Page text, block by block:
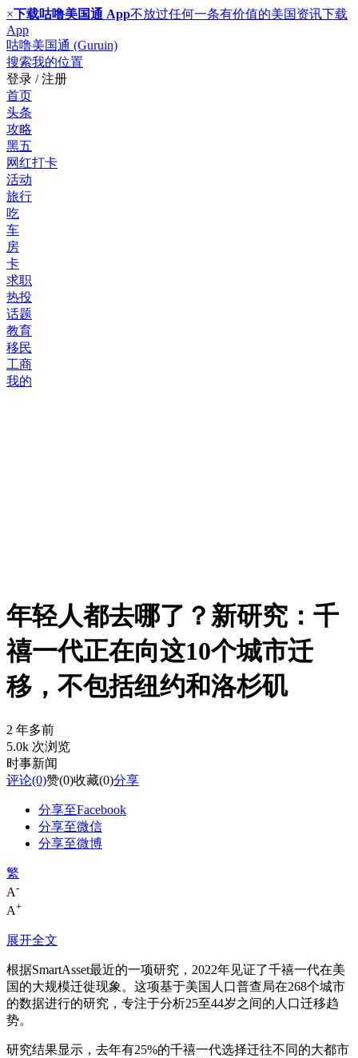
×下载咕噜美国通 App不放过任何一条有价值的美国资讯下载
App
咕噜美国通 (Guruin)
搜索我的位置
登录 / 注册
首页
头条
攻略
黑五
网红打卡
活动
旅行
吃
车
房
卡
求职
热投
话题
教育
移民
工商
我的
年轻人都去哪了？新研究：千
禧一代正在向这10个城市迁
移，不包括纽约和洛杉矶
2 年多前
5.0k 次浏览
时事新闻
评论(0)赞(0)收藏(0)分享
分享至Facebook
分享至微信
分享至微博
繁
A-
A+
展开全文
根据SmartAsset最近的一项研究，2022年见证了千禧一代在美
国的大规模迁徙现象。这项基于美国人口普查局在268个城市
的数据进行的研究，专注于分析25至44岁之间的人口迁移趋
势。
研究结果显示，去年有25%的千禧一代选择迁往不同的大都市